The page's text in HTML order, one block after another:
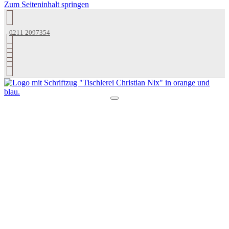
Zum Seiteninhalt springen
0211 2097354